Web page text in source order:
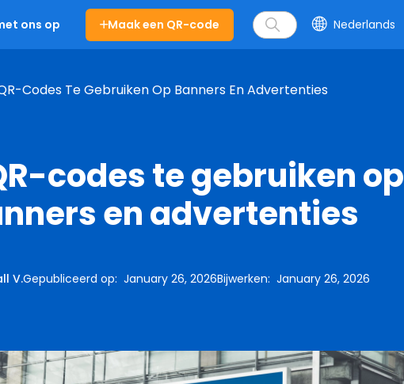
ons op Maak een QR-code Nederlands
Codes Te Gebruiken Op Banners En Advertenties
codes te gebruiken op
en advertenties
V.Gepubliceerd op: January 26, 2026Bijwerken: January 26, 2026